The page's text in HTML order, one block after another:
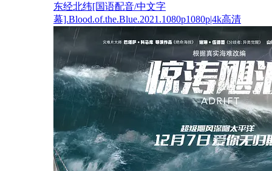
东经北纬[国语配音/中文字
幕].Blood.of.the.Blue.2021.1080p1080p|4k高清